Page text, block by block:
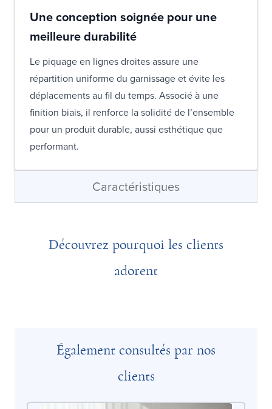
Une conception soignée pour une
meilleure durabilité
Le piquage en lignes droites assure une
répartition uniforme du garnissage et évite les
déplacements au fil du temps. Associé à une
finition biais, il renforce la solidité de l’ensemble
pour un produit durable, aussi esthétique que
performant.
Caractéristiques
Découvrez pourquoi les clients
adorent
Également consultés par nos
clients